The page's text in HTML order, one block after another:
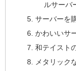
ルサーバ
サーバーを
かわいいサ
和テイスト
メタリック